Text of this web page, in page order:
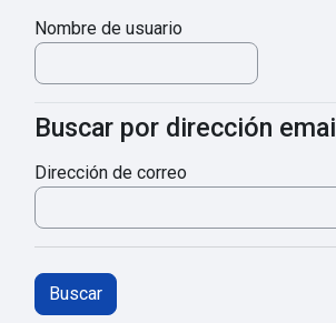
Nombre de usuario
Buscar por dirección email
Buscar por dirección email
Dirección de correo